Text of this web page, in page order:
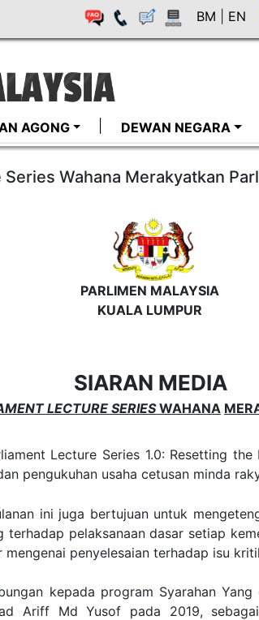
BM EN
AGONG DEWAN NEGARA
Wahana Merakyatkan
PARLIMEN MALAYSIA
KUALA LUMPUR
SIARAN MEDIA
LECTURE SERIESWAHANA
Lecture Series 1.0: Resetting
pengukuhan usaha cetusan minda
ini juga bertujuan untuk
terhadap pelaksanaan dasar setiap
penyelesaian terhadap isu
kepada program Syarahan
Ariff Md Yusof pada 2019,